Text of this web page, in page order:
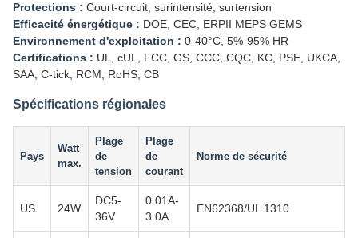
Protections : Court-circuit, surintensité, surtension
Efficacité énergétique : DOE, CEC, ERPII MEPS GEMS
Environnement d'exploitation : 0-40°C, 5%-95% HR
Certifications : UL, cUL, FCC, GS, CCC, CQC, KC, PSE, UKCA,
SAA, C-tick, RCM, RoHS, CB
Spécifications régionales
Pays
Watt
max.
Plage
de
tension
Plage
de
courant
Norme de sécurité
US 24W
DC5-
36V
0.01A-
3.0A
EN62368/UL 1310